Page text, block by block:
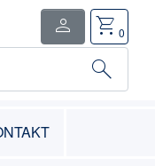
search
shopping_cart 0
person close